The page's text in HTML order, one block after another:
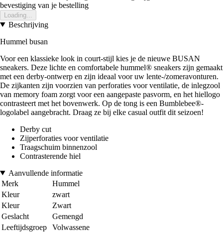
bevestiging van je bestelling
Loading...
Beschrijving
Hummel busan
Voor een klassieke look in court-stijl kies je de nieuwe BUSAN
sneakers. Deze lichte en comfortabele hummel® sneakers zijn gemaakt
met een derby-ontwerp en zijn ideaal voor uw lente-/zomeravonturen.
De zijkanten zijn voorzien van perforaties voor ventilatie, de inlegzool
van memory foam zorgt voor een aangepaste pasvorm, en het hiellogo
contrasteert met het bovenwerk. Op de tong is een Bumblebee®-
logolabel aangebracht. Draag ze bij elke casual outfit dit seizoen!
Derby cut
Zijperforaties voor ventilatie
Traagschuim binnenzool
Contrasterende hiel
Aanvullende informatie
Merk
Hummel
Kleur
zwart
Kleur
Zwart
Geslacht
Gemengd
Leeftijdsgroep
Volwassene